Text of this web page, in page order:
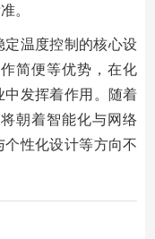
。
温度控制的核心设
简便等优势，在化
中发挥着作用。随着
朝着智能化与网络
性化设计等方向不